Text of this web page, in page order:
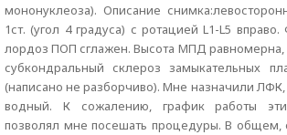
мононуклеоза). Описание
1ст. (угол 4 градуса) с ротацией L1-L5
лордоз ПОП сглажен. Высота МПД
субкондральный склероз замыкательных
(написано не разборчиво). Мне назначили
водный. К сожалению, график работы
позволял мне посешать процедуры. В общем,